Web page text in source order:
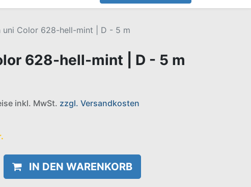
uni Color 628-hell-mint | D - 5 m
628-hell-mint | D - 5 m
inkl. MwSt. zzgl. Versandkosten
IN DEN WARENKORB